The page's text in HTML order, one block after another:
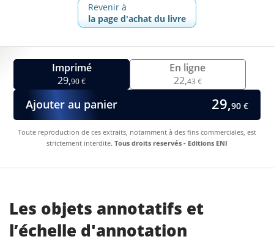
Revenir à
la page d'achat du livre
Imprimé
29,90 €
En ligne
22,43 €
Ajouter au panier 29,90 €
Toute reproduction de ces extraits, notamment à des fins commerciales, est
strictement interdite. Tous droits reservés - Editions ENI
Les objets annotatifs et
l’échelle d'annotation